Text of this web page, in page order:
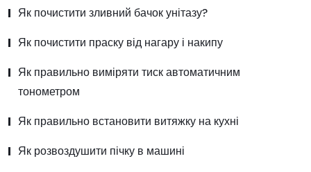
Як почистити зливний бачок унітазу?
Як почистити праску від нагару і накипу
Як правильно виміряти тиск автоматичним
тонометром
Як правильно встановити витяжку на кухні
Як розвоздушити пічку в машині